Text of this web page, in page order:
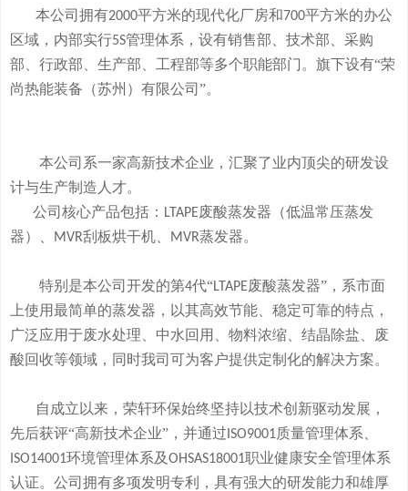
本公司拥有2000平方米的现代化厂房和700平方米的办公
区域，内部实行5S管理体系，设有销售部、技术部、采购
部、行政部、生产部、工程部等多个职能部门。旗下设有“荣
尚热能装备（苏州）有限公司”。
本公司系一家高新技术企业，汇聚了业内顶尖的研发设
计与生产制造人才。
公司核心产品包括： LTAPE废酸蒸发器 （低温常压蒸发
器）、
MVR刮板烘干机、 MVR蒸发器。
特别是本公司开发的第4代“LTAPE废酸蒸发器” ，系市面
上使用最简单的蒸发器， 以其高效节能、稳定可靠的特点，
广泛应用于废水处理、中水回用、物料浓缩、结晶除盐、废
酸回收等领域， 同时我司可为客户提供定制化的解决方案。
自成立以来，荣轩环保始终坚持以技术创新驱动发展，
先后获评“高新技术企业”，并通过 ISO9001质量管理体系、
ISO14001环境管理体系及OHSAS18001职业健康安全管理体系
认证。公司拥有多项发明专利，具有强大的研发能力和雄厚